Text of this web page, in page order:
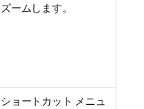
ズームします。
ショートカット メニュ